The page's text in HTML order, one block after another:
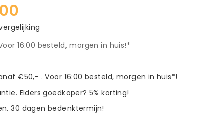
16:00 besteld, morgen in huis!*
€50,- . Voor 16:00 besteld, morgen in huis*!
Elders goedkoper? 5% korting!
30 dagen bedenktermijn!